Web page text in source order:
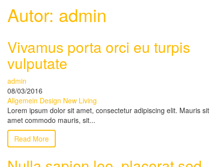
Autor: admin
Vivamus porta orci eu turpis
vulputate
admin
08/03/2016
Allgemein Design New Living
Lorem ipsum dolor sit amet, consectetur adipiscing elit. Mauris sit
amet commodo mauris, sit...
Read More